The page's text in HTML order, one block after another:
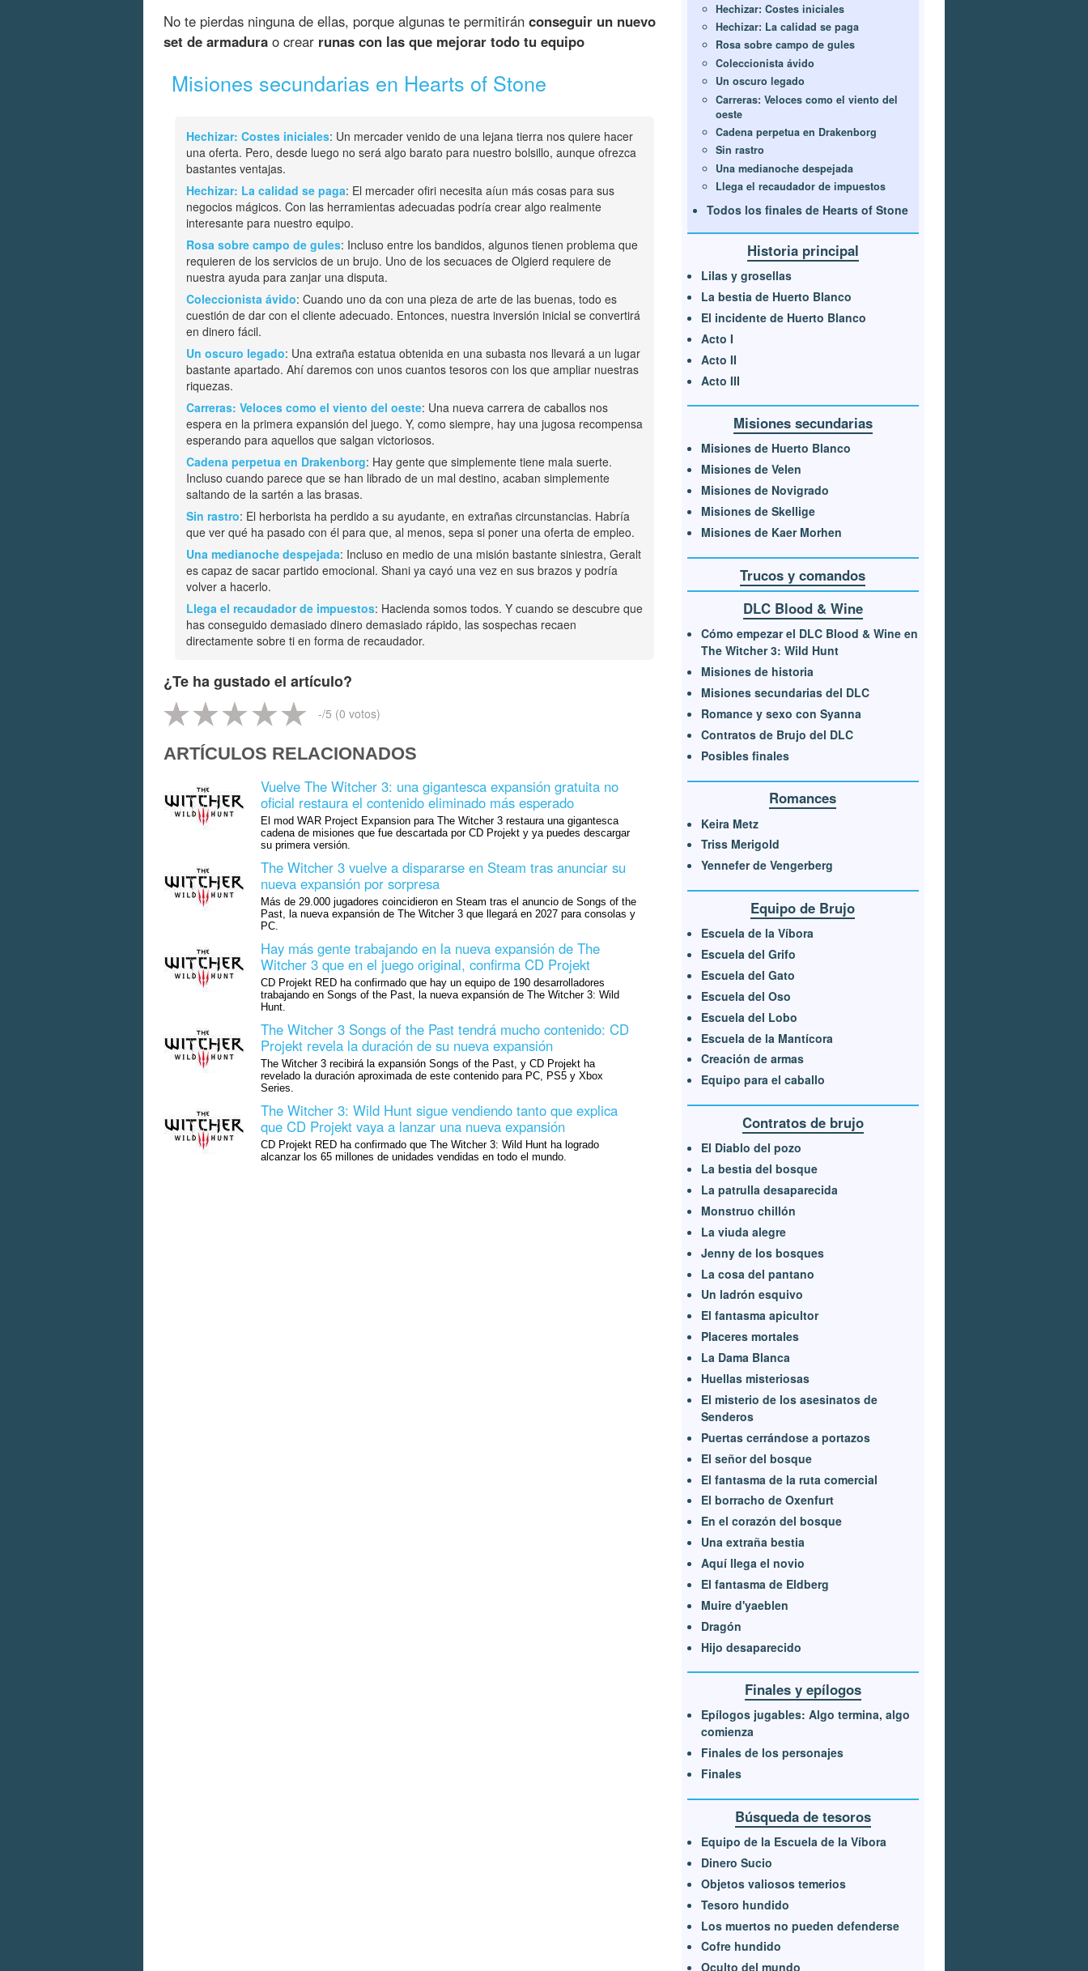
No te pierdas ninguna de ellas, porque algunas te permitirán conseguir un nuevo
set de armadura o crear runas con las que mejorar todo tu equipo
Misiones secundarias en Hearts of Stone
Hechizar: Costes iniciales: Un mercader venido de una lejana tierra nos quiere hacer
una oferta. Pero, desde luego no será algo barato para nuestro bolsillo, aunque ofrezca
bastantes ventajas.
Hechizar: La calidad se paga: El mercader ofiri necesita aíun más cosas para sus
negocios mágicos. Con las herramientas adecuadas podría crear algo realmente
interesante para nuestro equipo.
Rosa sobre campo de gules: Incluso entre los bandidos, algunos tienen problema que
requieren de los servicios de un brujo. Uno de los secuaces de Olgierd requiere de
nuestra ayuda para zanjar una disputa.
Coleccionista ávido: Cuando uno da con una pieza de arte de las buenas, todo es
cuestión de dar con el cliente adecuado. Entonces, nuestra inversión inicial se convertirá
en dinero fácil.
Un oscuro legado: Una extraña estatua obtenida en una subasta nos llevará a un lugar
bastante apartado. Ahí daremos con unos cuantos tesoros con los que ampliar nuestras
riquezas.
Carreras: Veloces como el viento del oeste: Una nueva carrera de caballos nos
espera en la primera expansión del juego. Y, como siempre, hay una jugosa recompensa
esperando para aquellos que salgan victoriosos.
Cadena perpetua en Drakenborg: Hay gente que simplemente tiene mala suerte.
Incluso cuando parece que se han librado de un mal destino, acaban simplemente
saltando de la sartén a las brasas.
Sin rastro: El herborista ha perdido a su ayudante, en extrañas circunstancias. Habría
que ver qué ha pasado con él para que, al menos, sepa si poner una oferta de empleo.
Una medianoche despejada: Incluso en medio de una misión bastante siniestra, Geralt
es capaz de sacar partido emocional. Shani ya cayó una vez en sus brazos y podría
volver a hacerlo.
Llega el recaudador de impuestos: Hacienda somos todos. Y cuando se descubre que
has conseguido demasiado dinero demasiado rápido, las sospechas recaen
directamente sobre ti en forma de recaudador.
¿Te ha gustado el artículo?
-/5 (0 votos)
ARTÍCULOS RELACIONADOS
Vuelve The Witcher 3: una gigantesca expansión gratuita no
oficial restaura el contenido eliminado más esperado
El mod WAR Project Expansion para The Witcher 3 restaura una gigantesca
cadena de misiones que fue descartada por CD Projekt y ya puedes descargar
su primera versión.
The Witcher 3 vuelve a dispararse en Steam tras anunciar su
nueva expansión por sorpresa
Más de 29.000 jugadores coincidieron en Steam tras el anuncio de Songs of the
Past, la nueva expansión de The Witcher 3 que llegará en 2027 para consolas y
PC.
Hay más gente trabajando en la nueva expansión de The
Witcher 3 que en el juego original, confirma CD Projekt
CD Projekt RED ha confirmado que hay un equipo de 190 desarrolladores
trabajando en Songs of the Past, la nueva expansión de The Witcher 3: Wild
Hunt.
The Witcher 3 Songs of the Past tendrá mucho contenido: CD
Projekt revela la duración de su nueva expansión
The Witcher 3 recibirá la expansión Songs of the Past, y CD Projekt ha
revelado la duración aproximada de este contenido para PC, PS5 y Xbox
Series.
The Witcher 3: Wild Hunt sigue vendiendo tanto que explica
que CD Projekt vaya a lanzar una nueva expansión
CD Projekt RED ha confirmado que The Witcher 3: Wild Hunt ha logrado
alcanzar los 65 millones de unidades vendidas en todo el mundo.
Hechizar: Costes iniciales
Hechizar: La calidad se paga
Rosa sobre campo de gules
Coleccionista ávido
Un oscuro legado
Carreras: Veloces como el viento del
oeste
Cadena perpetua en Drakenborg
Sin rastro
Una medianoche despejada
Llega el recaudador de impuestos
Todos los finales de Hearts of Stone
Historia principal
Lilas y grosellas
La bestia de Huerto Blanco
El incidente de Huerto Blanco
Acto I
Acto II
Acto III
Misiones secundarias
Misiones de Huerto Blanco
Misiones de Velen
Misiones de Novigrado
Misiones de Skellige
Misiones de Kaer Morhen
Trucos y comandos
DLC Blood & Wine
Cómo empezar el DLC Blood & Wine en
The Witcher 3: Wild Hunt
Misiones de historia
Misiones secundarias del DLC
Romance y sexo con Syanna
Contratos de Brujo del DLC
Posibles finales
Romances
Keira Metz
Triss Merigold
Yennefer de Vengerberg
Equipo de Brujo
Escuela de la Víbora
Escuela del Grifo
Escuela del Gato
Escuela del Oso
Escuela del Lobo
Escuela de la Mantícora
Creación de armas
Equipo para el caballo
Contratos de brujo
El Diablo del pozo
La bestia del bosque
La patrulla desaparecida
Monstruo chillón
La viuda alegre
Jenny de los bosques
La cosa del pantano
Un ladrón esquivo
El fantasma apicultor
Placeres mortales
La Dama Blanca
Huellas misteriosas
El misterio de los asesinatos de
Senderos
Puertas cerrándose a portazos
El señor del bosque
El fantasma de la ruta comercial
El borracho de Oxenfurt
En el corazón del bosque
Una extraña bestia
Aquí llega el novio
El fantasma de Eldberg
Muire d'yaeblen
Dragón
Hijo desaparecido
Finales y epílogos
Epílogos jugables: Algo termina, algo
comienza
Finales de los personajes
Finales
Búsqueda de tesoros
Equipo de la Escuela de la Víbora
Dinero Sucio
Objetos valiosos temerios
Tesoro hundido
Los muertos no pueden defenderse
Cofre hundido
Oculto del mundo